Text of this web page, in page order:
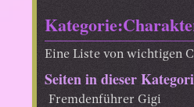
Eine Liste von wichtigen
Seiten in dieser
Fremdenführer Gigi